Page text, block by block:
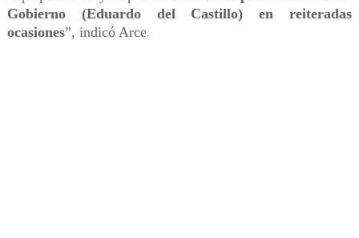
Gobierno (Eduardo del Castillo) en reiteradas
ocasiones”, indicó Arce.